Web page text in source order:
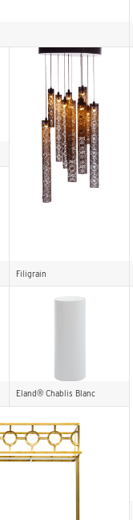
Filigrain
Eland® Chablis Blanc